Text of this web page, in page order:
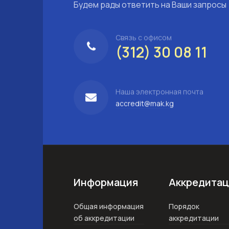
Будем рады ответить на Ваши запросы
Связь с офисом
(312) 30 08 11
Наша электронная почта
accredit@mak.kg
Информация
Общая информация
об аккредитации
Порядок
аккредитации